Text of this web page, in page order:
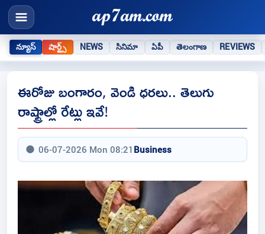
న్యూస్ షార్ట్స్ NEWS సినిమా ఏపీ తెలంగాణ REVIEWS
ఈరోజు బంగారం, వెండి ధరలు.. తెలుగు
రాష్ట్రాల్లో రేట్లు ఇవే!
06-07-2026 Mon 08:21 Business